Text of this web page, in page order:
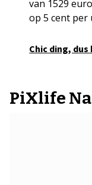
van 1529
op 5 cent per
Chic ding,
PiXlife